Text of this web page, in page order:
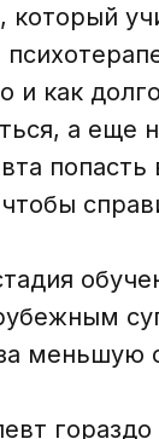
который
и как
а еще
меньшую